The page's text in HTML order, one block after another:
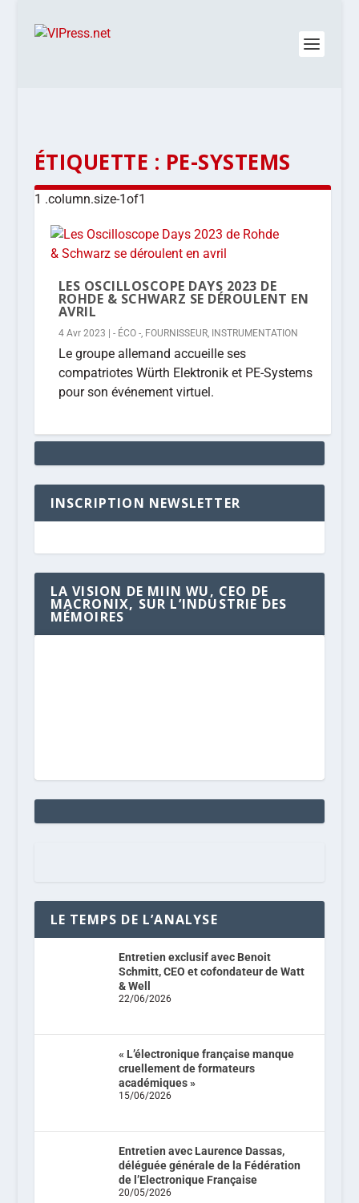
ÉTIQUETTE : PE-SYSTEMS
LES OSCILLOSCOPE DAYS 2023 DE
ROHDE & SCHWARZ SE DÉROULENT EN
AVRIL
4 Avr 2023 - ÉCO -, FOURNISSEUR, INSTRUMENTATION
Le groupe allemand accueille ses
compatriotes Würth Elektronik et PE-Systems
pour son événement virtuel.
INSCRIPTION NEWSLETTER
LA VISION DE MIIN WU, CEO DE
MACRONIX, SUR L’INDUSTRIE DES
MÉMOIRES
LE TEMPS DE L’ANALYSE
Entretien exclusif avec Benoit
Schmitt, CEO et cofondateur de Watt
& Well
22/06/2026
« L’électronique française manque
cruellement de formateurs
académiques »
15/06/2026
Entretien avec Laurence Dassas,
déléguée générale de la Fédération
de l’Electronique Française
20/05/2026